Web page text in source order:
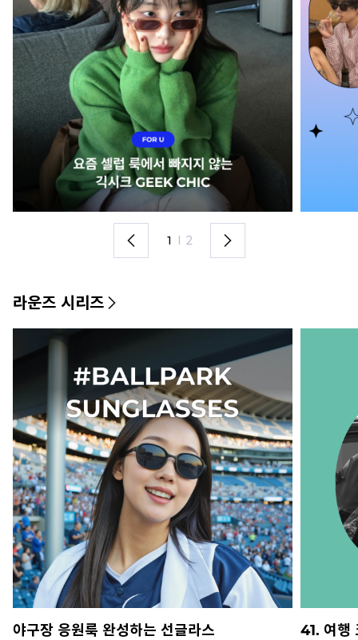
1 I 2
라운즈 시리즈
야구장 응원룩 완성하는 선글라스 41. 여행